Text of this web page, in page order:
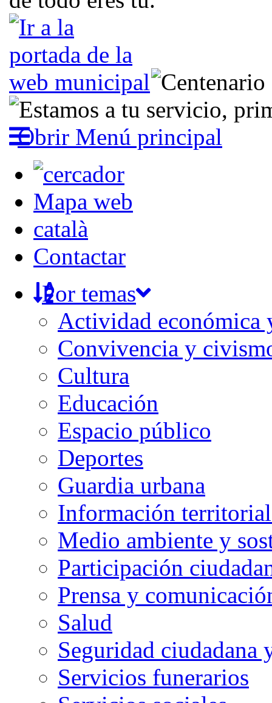
Obrir Menú principal
Mapa web
català
Contactar
Por temas
Actividad económica
Convivencia y
Cultura
Educación
Espacio público
Deportes
Guardia urbana
Información
Medio ambiente y
Participación
Prensa y
Salud
Seguridad ciudadana
Servicios funerarios